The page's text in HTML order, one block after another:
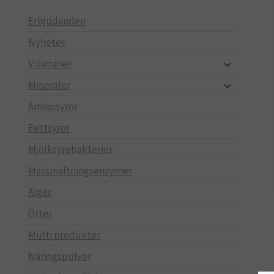
Erbjudanden
Nyheter
Vitaminer
Mineraler
Aminosyror
Fettsyror
Mjölksyrebakterier
Matsmältningsenzymer
Alger
Örter
Multi produkter
Näringspulver